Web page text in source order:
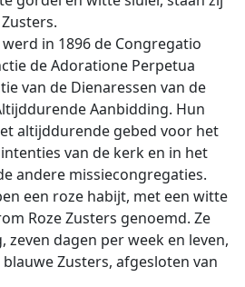
in 1896 de Congregatio
de Adoratione Perpetua
van de Dienaressen van de
Aanbidding. Hun
altijddurende gebed voor het
van de kerk en in het
andere missiecongregaties.
een roze habijt, met een witte
Roze Zusters genoemd. Ze
zeven dagen per week en leven,
Zusters, afgesloten van